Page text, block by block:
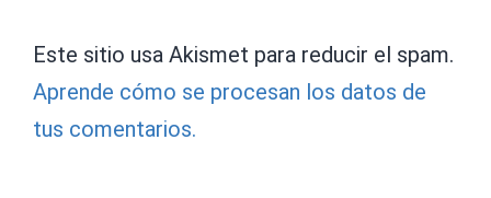
Este sitio usa Akismet para reducir el spam.
Aprende cómo se procesan los datos de
tus comentarios.